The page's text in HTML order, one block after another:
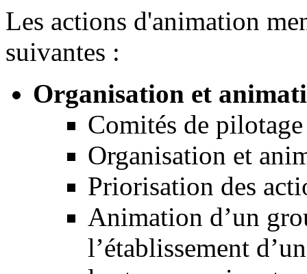
Les actions d'animation
suivantes :
Organisation et
Comités de pilotage
Organisation et
Priorisation des
Animation d’un
l’établissement